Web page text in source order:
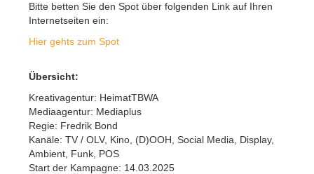
Bitte betten Sie den Spot über folgenden Link auf Ihren
Internetseiten ein:
Hier gehts zum Spot
Übersicht:
Kreativagentur: HeimatTBWA
Mediaagentur: Mediaplus
Regie: Fredrik Bond
Kanäle: TV / OLV, Kino, (D)OOH, Social Media, Display,
Ambient, Funk, POS
Start der Kampagne: 14.03.2025